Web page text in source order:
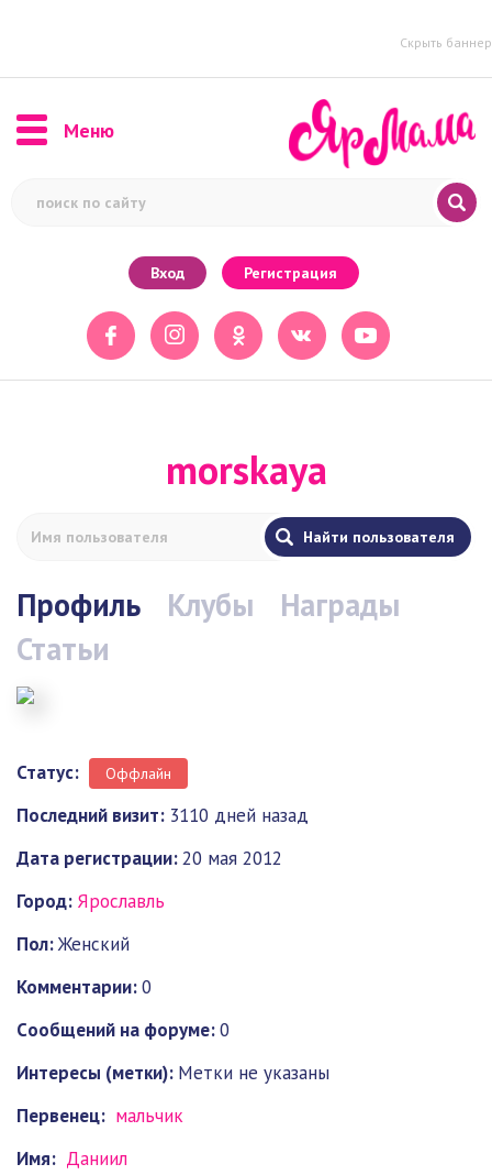
Скрыть баннер
Меню
Вход Регистрация
morskaya
Профиль Клубы
Награды
Статьи
Статус: Оффлайн
Последний визит: 3110 дней назад
Дата регистрации:20 мая 2012
Город: Ярославль
Пол:Женский
Комментарии:0
Cообщений на форуме:0
Интересы (метки): Метки не указаны
Первенец: мальчик
Имя: Даниил